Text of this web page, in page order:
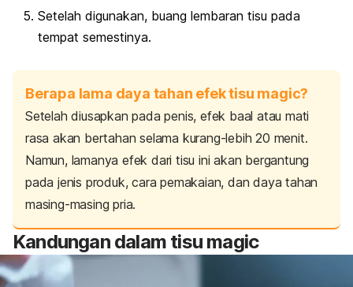
Setelah digunakan, buang lembaran tisu pada
tempat semestinya.
Berapa lama daya tahan efek tisu magic?
Setelah diusapkan pada penis, efek baal atau mati
rasa akan bertahan selama kurang-lebih 20 menit.
Namun, lamanya efek dari tisu ini akan bergantung
pada jenis produk, cara pemakaian, dan daya tahan
masing-masing pria.
Kandungan dalam tisu magic